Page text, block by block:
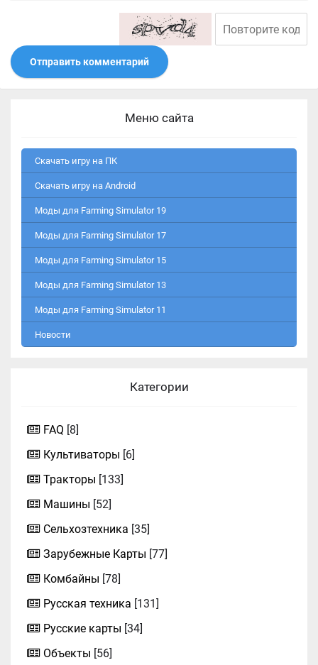
Отправить комментарий
Меню сайта
Скачать игру на ПК
Скачать игру на Android
Моды для Farming Simulator 19
Моды для Farming Simulator 17
Моды для Farming Simulator 15
Моды для Farming Simulator 13
Моды для Farming Simulator 11
Новости
Категории
FAQ [8]
Культиваторы [6]
Тракторы [133]
Машины [52]
Сельхозтехника [35]
Зарубежные Карты [77]
Комбайны [78]
Русская техника [131]
Русские карты [34]
Объекты [56]